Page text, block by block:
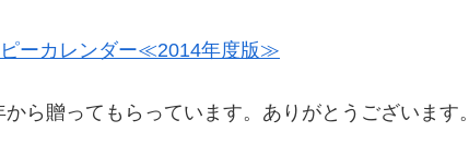
ーカレンダー≪2014年度版≫
ら贈ってもらっています。ありがとうございます。